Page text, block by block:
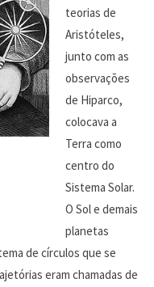
teorias de
Aristóteles,
junto com as
observações
de Hiparco,
colocava a
Terra como
centro do
Sistema Solar.
O Sol e demais
planetas
de círculos que se
eram chamadas de